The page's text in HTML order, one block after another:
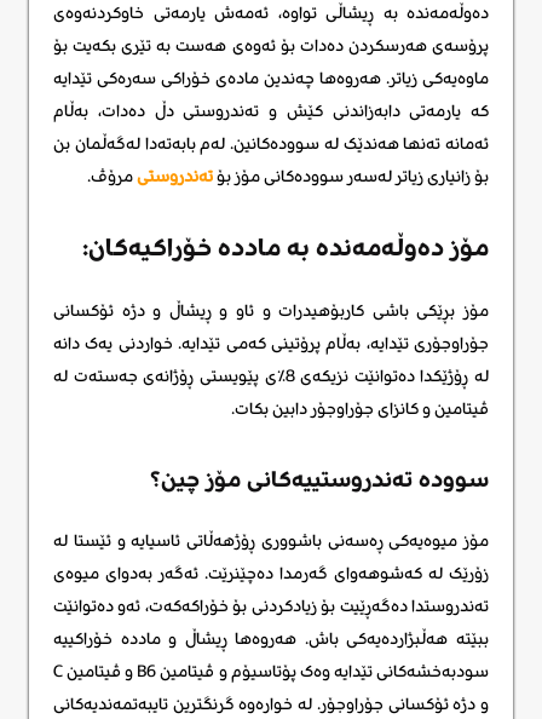
دەوڵەمەندە بە ڕیشاڵی تواوە، ئەمەش یارمەتی خاوکردنەوەی
پرۆسەی هەرسکردن دەدات بۆ ئەوەی هەست بە تێری بکەیت بۆ
ماوەیەکی زیاتر. هەروەها چەندین مادەی خۆراکی سەرەکی تێدایە
کە یارمەتی دابەزاندنی کێش و تەندروستی دڵ دەدات، بەڵام
ئەمانە تەنها هەندێک لە سوودەکانین. لەم بابەتەدا لەگەڵمان بن
بۆ زانیاری زیاتر لەسەر سوودەکانی مۆز بۆتەندروستیمرۆڤ.
مۆز دەوڵەمەندە بە ماددە خۆراکیەکان:
مۆز بڕێکی باشی کاربۆهیدرات و ئاو و ڕیشاڵ و دژە ئۆکسانی
جۆراوجۆری تێدایە، بەڵام پرۆتینی کەمی تێدایە. خواردنی یەک دانه
لە ڕۆژێکدا دەتوانێت نزیکەی 8٪ی پێویستی ڕۆژانەی جەستەت لە
ڤیتامین و کانزای جۆراوجۆر دابین بکات.
سوودە تەندروستییەکانی مۆز چین؟
مۆز میوەیەکی ڕەسەنی باشووری ڕۆژهەڵاتی ئاسیایە و ئێستا لە
زۆرێک لە کەشوهەوای گەرمدا دەچێنرێت. ئەگەر بەدوای میوەی
تەندروستدا دەگەڕێیت بۆ زیادکردنی بۆ خۆراکەکەت، ئەو دەتوانێت
ببێتە هەڵبژاردەیەکی باش. هەروەها ڕیشاڵ و ماددە خۆراکییە
سودبەخشەکانی تێدایە وەک پۆتاسیۆم و ڤیتامین B6 و ڤیتامین C
و دژە ئۆکسانی جۆراوجۆر. لە خوارەوە گرنگترین تایبەتمەندیەکانی